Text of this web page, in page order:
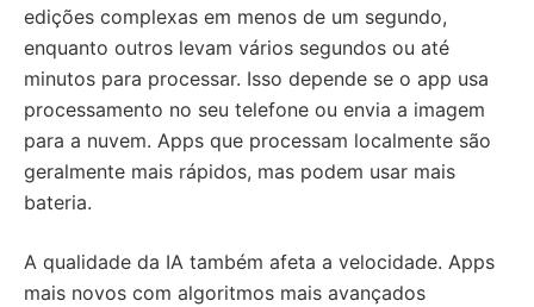
edições complexas em menos de um segundo,
enquanto outros levam vários segundos ou até
minutos para processar. Isso depende se o app usa
processamento no seu telefone ou envia a imagem
para a nuvem. Apps que processam localmente são
geralmente mais rápidos, mas podem usar mais
bateria.
A qualidade da IA também afeta a velocidade. Apps
mais novos com algoritmos mais avançados